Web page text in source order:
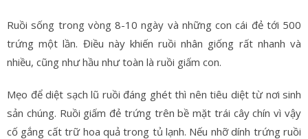
Ruồi sống trong vòng 8-10 ngày và những con cái đẻ tới 500
trứng một lần. Điều này khiến ruồi nhân giống rất nhanh và
nhiều, cũng như hầu như toàn là ruồi giấm con.
Mẹo để diệt sạch lũ ruồi đáng ghét thì nên tiêu diệt từ nơi sinh
sản chúng. Ruồi giấm đẻ trứng trên bề mặt trái cây chín vì vậy
cố gắng cất trữ hoa quả trong tủ lạnh. Nếu nhỡ dính trứng ruồi